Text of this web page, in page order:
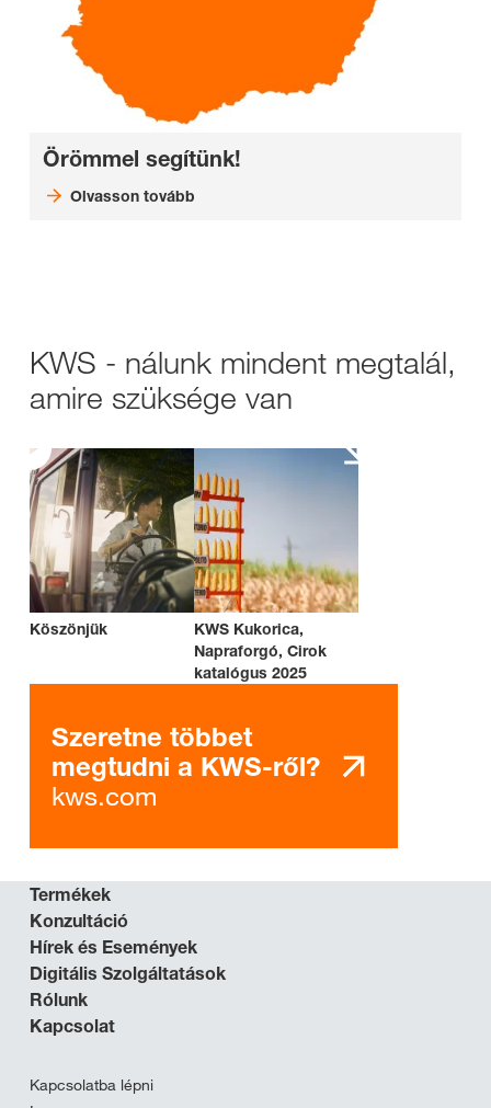
Örömmel segítünk!
Olvasson tovább
KWS - nálunk mindent megtalál,
amire szüksége van
Köszönjük
KWS Kukorica,
Napraforgó, Cirok
katalógus 2025
Szeretne többet
megtudni a KWS-ről?
kws.com
Termékek
Konzultáció
Hírek és Események
Digitális Szolgáltatások
Rólunk
Kapcsolat
Kapcsolatba lépni